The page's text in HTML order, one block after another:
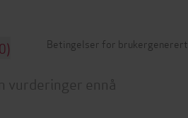
Betingelser for
vurderinger ennå